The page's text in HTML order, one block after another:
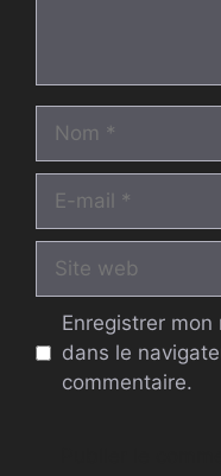
Enregistrer
dans le
commentaire.